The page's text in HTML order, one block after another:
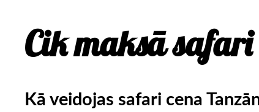
Cik maksā
Kā veidojas safari cena